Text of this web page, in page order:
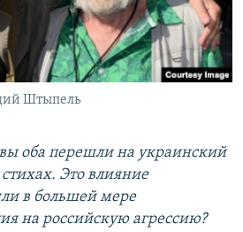
Штыпель
оба перешли на украинский
Это влияние
в большей мере
на российскую агрессию?